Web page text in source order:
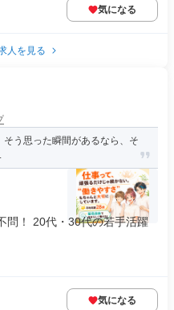
気になる
人を見る
そう思った瞬間があるなら、そ
問！ 20代・30代の若手活躍
気になる